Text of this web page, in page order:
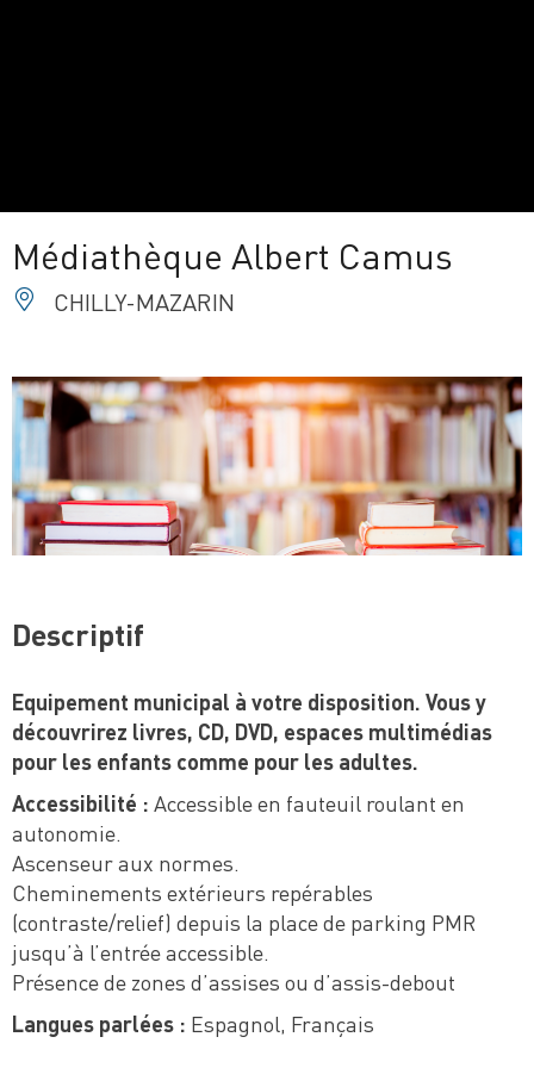
Médiathèque Albert Camus
CHILLY-MAZARIN
Descriptif
Equipement municipal à votre disposition. Vous y
découvrirez livres, CD, DVD, espaces multimédias
pour les enfants comme pour les adultes.
Accessibilité : Accessible en fauteuil roulant en
autonomie.
Ascenseur aux normes.
Cheminements extérieurs repérables
(contraste/relief) depuis la place de parking PMR
jusqu’à l’entrée accessible.
Présence de zones d’assises ou d’assis-debout
Langues parlées : Espagnol, Français